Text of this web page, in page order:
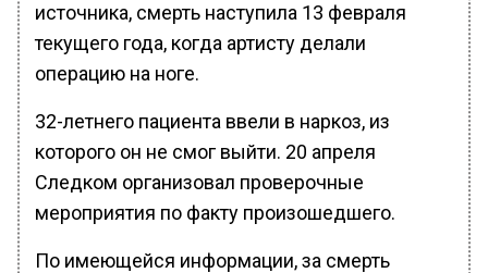
источника, смерть наступила 13 февраля
текущего года, когда артисту делали
операцию на ноге.
32-летнего пациента ввели в наркоз, из
которого он не смог выйти. 20 апреля
Следком организовал проверочные
мероприятия по факту произошедшего.
По имеющейся информации, за смерть